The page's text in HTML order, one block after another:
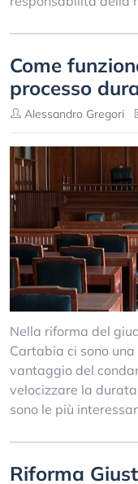
Come
processo
Alessandro Gregori
Nella riforma del
Cartabia ci sono
vantaggio del
velocizzare la
sono le più
Riforma